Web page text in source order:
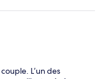
L’un des